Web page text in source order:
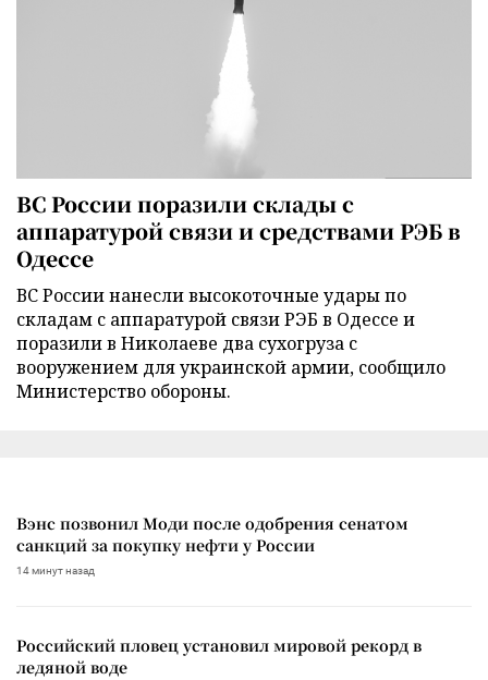
ВС России поразили склады с
аппаратурой связи и средствами РЭБ в
Одессе
ВС России нанесли высокоточные удары по
складам с аппаратурой связи РЭБ в Одессе и
поразили в Николаеве два сухогруза с
вооружением для украинской армии, сообщило
Министерство обороны.
Вэнс позвонил Моди после одобрения сенатом
санкций за покупку нефти у России
14 минут назад
Российский пловец установил мировой рекорд в
ледяной воде